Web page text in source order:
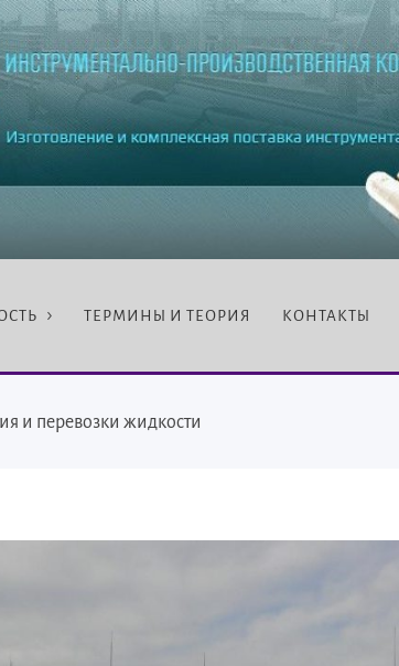
ТЕРМИНЫ И ТЕОРИЯ КОНТАКТЫ
и перевозки жидкости